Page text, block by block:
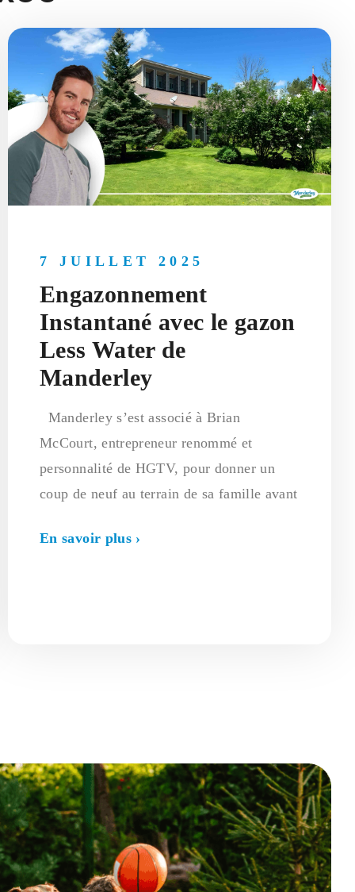
Engazonnement
Instantané avec le gazon
Less Water de
Manderley
7 JUILLET 2025
Manderley s’est associé à Brian
McCourt, entrepreneur renommé et
personnalité de HGTV, pour donner un
coup de neuf au terrain de sa famille avant
En savoir plus ›